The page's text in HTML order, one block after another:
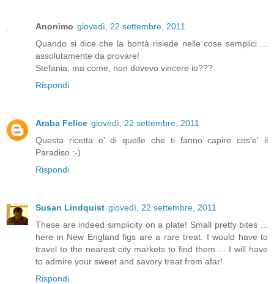
Anonimo giovedì, 22 settembre, 2011
Quando si dice che la bontà risiede nelle cose semplici ...
assolutamente da provare!
Stefania: ma come, non dovevo vincere io???
Rispondi
Araba Felice giovedì, 22 settembre, 2011
Questa ricetta e' di quelle che ti fanno capire cos'e' il
Paradiso :-)
Rispondi
Susan Lindquist giovedì, 22 settembre, 2011
These are indeed simplicity on a plate! Small pretty bites ...
here in New England figs are a rare treat. I would have to
travel to the nearest city markets to find them ... I will have
to admire your sweet and savory treat from afar!
Rispondi